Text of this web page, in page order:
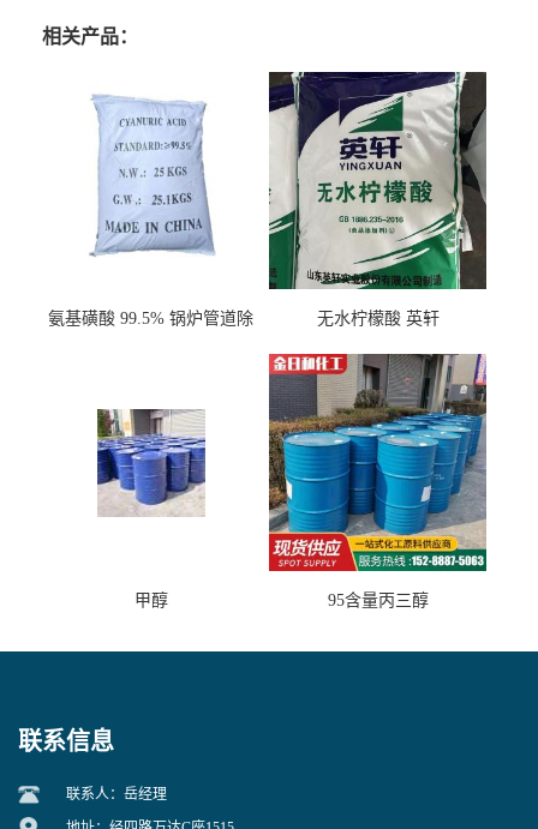
相关产品：
氨基磺酸 99.5% 锅炉管道除
无水柠檬酸 英轩
甲醇 95含量丙三醇
联系信息
联系人：岳经理